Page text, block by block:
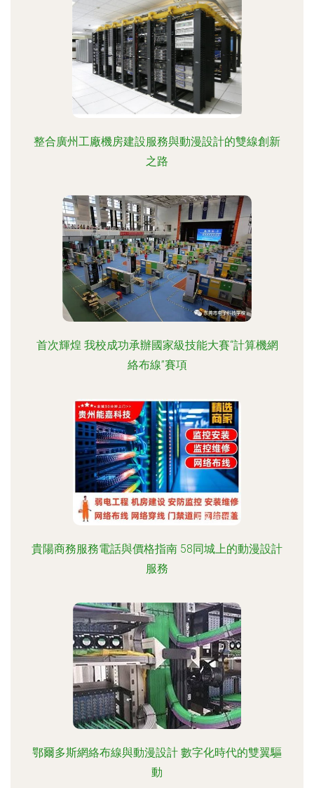
整合廣州工廠機房建設服務與動漫設計的雙線創新
之路
首次輝煌 我校成功承辦國家級技能大賽“計算機網
絡布線”賽項
貴陽商務服務電話與價格指南 58同城上的動漫設計
服務
鄂爾多斯網絡布線與動漫設計 數字化時代的雙翼驅
動